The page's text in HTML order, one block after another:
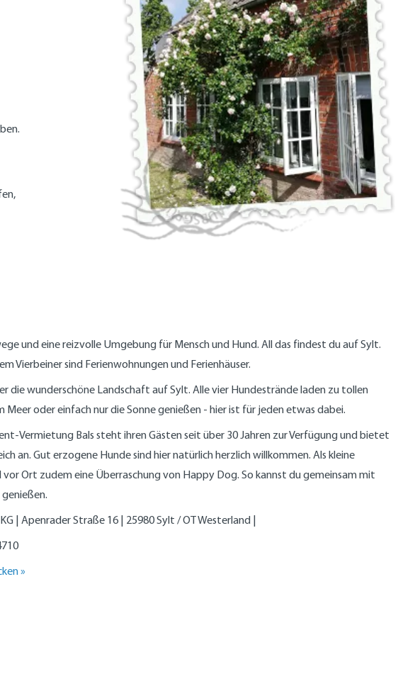
und eine reizvolle Umgebung für Mensch und Hund. All das findest du auf Sylt.
Vierbeiner sind Ferienwohnungen und Ferienhäuser.
die wunderschöne Landschaft auf Sylt. Alle vier Hundestrände laden zu tollen
Meer oder einfach nur die Sonne genießen - hier ist für jeden etwas dabei.
Vermietung Bals steht ihren Gästen seit über 30 Jahren zur Verfügung und bietet
an. Gut erzogene Hunde sind hier natürlich herzlich willkommen. Als kleine
Ort zudem eine Überraschung von Happy Dog. So kannst du gemeinsam mit
| Apenrader Straße 16 | 25980 Sylt / OT Westerland |
»